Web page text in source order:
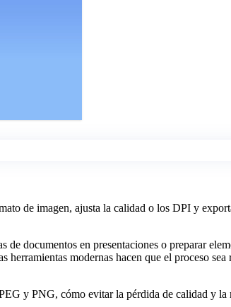
de imagen, ajusta la calidad o los DPI y
documentos en presentaciones o preparar
modernas hacen que el proceso
y PNG, cómo evitar la pérdida de calidad y